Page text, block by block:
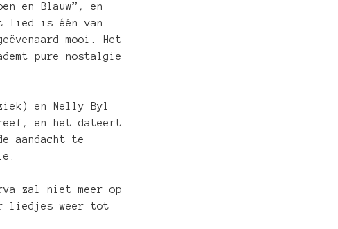
en Blauw”, en
lied is één van
mooi. Het
pure nostalgie
en Nelly Byl
en het dateert
aandacht te
zal niet meer op
liedjes weer tot